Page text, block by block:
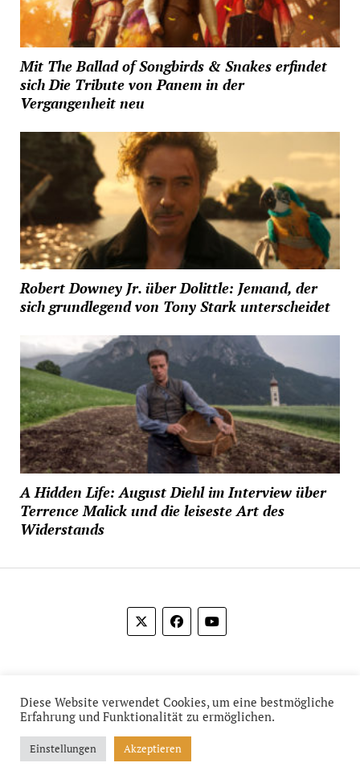
Mit The Ballad of Songbirds & Snakes erfindet
sich Die Tribute von Panem in der
Vergangenheit neu
Robert Downey Jr. über Dolittle: Jemand, der
sich grundlegend von Tony Stark unterscheidet
A Hidden Life: August Diehl im Interview über
Terrence Malick und die leiseste Art des
Widerstands
Mission News Themeby Compete Themes.
Diese Website verwendet Cookies, um eine bestmögliche
Erfahrung und Funktionalität zu ermöglichen.
Einstellungen Akzeptieren